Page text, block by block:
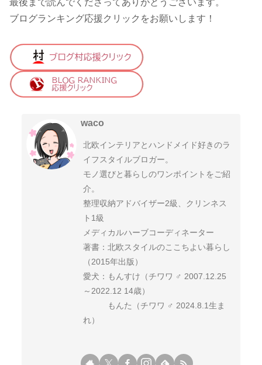
ブログランキング応援クリックをお願いします！
waco
北欧インテリアとハンドメイド好きのラ
イフスタイルブロガー。
モノ選びと暮らしのワンポイントをご紹
介。
整理収納アドバイザー2級、クリンネス
ト1級
メディカルハーブコーディネーター
著書：北欧スタイルのここちよい暮らし
（2015年出版）
愛犬：もんすけ（チワワ ♂ 2007.12.25
～2022.12 14歳）
もんた（チワワ ♂ 2024.8.1生ま
れ）